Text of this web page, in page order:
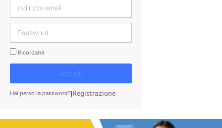
Ricordami
Accedi
Hai perso la password?|Registrazione